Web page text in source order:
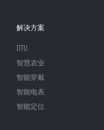
解决方案
DTU
智慧农业
智能穿戴
智能电表
智能定位